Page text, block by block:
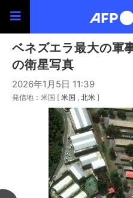
ベネズエラ最大の軍
の衛星写真
2026年1月5日 11:39
発信地：米国 [ 米国 北米 ]